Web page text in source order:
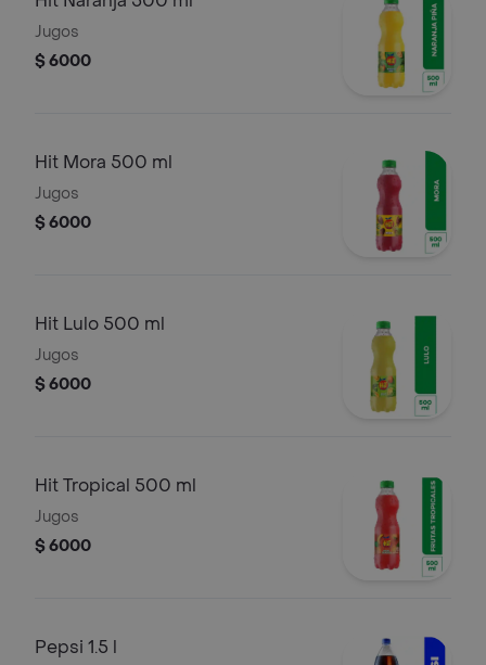
Jugos
$ 6000
Hit Mora 500 ml
Jugos
$ 6000
Hit Lulo 500 ml
Jugos
$ 6000
Hit Tropical 500 ml
Jugos
$ 6000
Pepsi 1.5 l